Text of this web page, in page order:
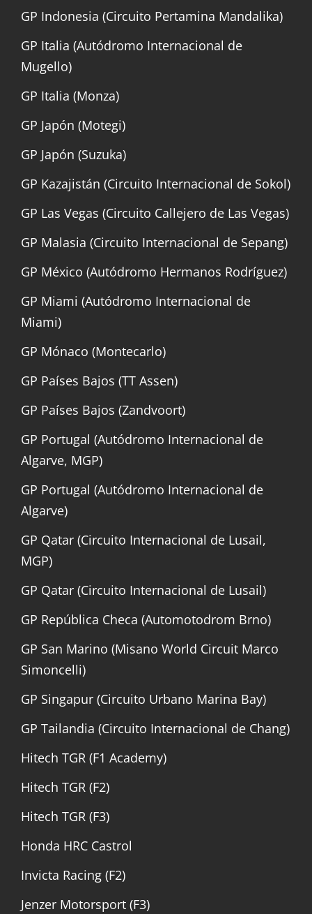
GP Indonesia (Circuito Pertamina Mandalika)
GP Italia (Autódromo Internacional de
Mugello)
GP Italia (Monza)
GP Japón (Motegi)
GP Japón (Suzuka)
GP Kazajistán (Circuito Internacional de Sokol)
GP Las Vegas (Circuito Callejero de Las Vegas)
GP Malasia (Circuito Internacional de Sepang)
GP México (Autódromo Hermanos Rodríguez)
GP Miami (Autódromo Internacional de
Miami)
GP Mónaco (Montecarlo)
GP Países Bajos (TT Assen)
GP Países Bajos (Zandvoort)
GP Portugal (Autódromo Internacional de
Algarve, MGP)
GP Portugal (Autódromo Internacional de
Algarve)
GP Qatar (Circuito Internacional de Lusail,
MGP)
GP Qatar (Circuito Internacional de Lusail)
GP República Checa (Automotodrom Brno)
GP San Marino (Misano World Circuit Marco
Simoncelli)
GP Singapur (Circuito Urbano Marina Bay)
GP Tailandia (Circuito Internacional de Chang)
Hitech TGR (F1 Academy)
Hitech TGR (F2)
Hitech TGR (F3)
Honda HRC Castrol
Invicta Racing (F2)
Jenzer Motorsport (F3)